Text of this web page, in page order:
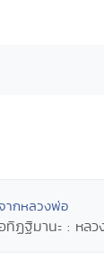
ากหลวงพ่อ
ทิฏฐิมานะ : หลว